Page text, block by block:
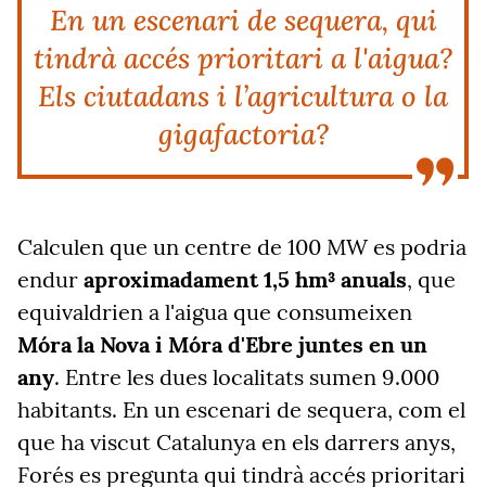
En un escenari de sequera, qui
tindrà accés prioritari a l'aigua?
Els ciutadans i l’agricultura o la
gigafactoria?
Calculen que un centre de 100 MW es podria
endur aproximadament 1,5 hm³ anuals, que
equivaldrien a l'aigua que consumeixen
Móra la Nova i Móra d'Ebre juntes en un
any. Entre les dues localitats sumen 9.000
habitants. En un escenari de sequera, com el
que ha viscut Catalunya en els darrers anys,
Forés es pregunta qui tindrà accés prioritari